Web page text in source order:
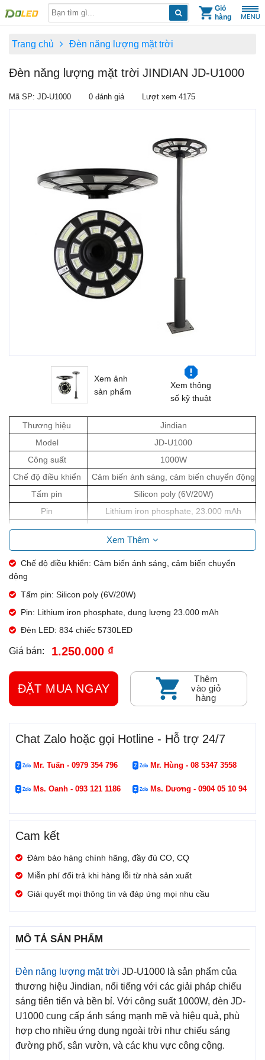
Giỏ
hàng
Trang chủ Đèn năng lượng mặt trời
Đèn năng lượng mặt trời JINDIAN JD-U1000
Mã SP: JD-U1000 0 đánh giá Lượt xem 4175
Xem ảnh
sản phẩm
Xem thông
số kỹ thuật
Thương hiệu
Jindian
Model
JD-U1000
Công suất
1000W
Chế độ điều khiển
Cảm biến ánh sáng, cảm biến chuyển động
Tấm pin
Silicon poly (6V/20W)
Pin
Lithium iron phosphate, 23.000 mAh
Đèn LED
834 chiếc 5730LED
Cấp độ chống nước
IP65
Thời gian sạc
Thời gian làm việc
Chiều cao lắp đặt
3-6 mét
Xem Thêm
Chế độ điều khiển: Cảm biến ánh sáng, cảm biến chuyển
động
Tấm pin: Silicon poly (6V/20W)
Pin: Lithium iron phosphate, dung lượng 23.000 mAh
Đèn LED: 834 chiếc 5730LED
Giá bán: 1.250.000 ₫
ĐẶT MUA NGAY
Thêm
vào giỏ
hàng
Chat Zalo hoặc gọi Hotline - Hỗ trợ 24/7
Mr. Tuấn - 0979 354 796 Mr. Hùng - 08 5347 3558
Ms. Oanh - 093 121 1186 Ms. Dương - 0904 05 10 94
Cam kết
Đảm bảo hàng chính hãng, đầy đủ CO, CQ
Miễn phí đổi trả khi hàng lỗi từ nhà sản xuất
Giải quyết mọi thông tin và đáp ứng mọi nhu cầu
MÔ TẢ SẢN PHẨM
Đèn năng lượng mặt trời JD-U1000 là sản phẩm của
thương hiệu Jindian, nổi tiếng với các giải pháp chiếu
sáng tiên tiến và bền bỉ. Với công suất 1000W, đèn JD-
U1000 cung cấp ánh sáng mạnh mẽ và hiệu quả, phù
hợp cho nhiều ứng dụng ngoài trời như chiếu sáng
đường phố, sân vườn, và các khu vực công cộng.